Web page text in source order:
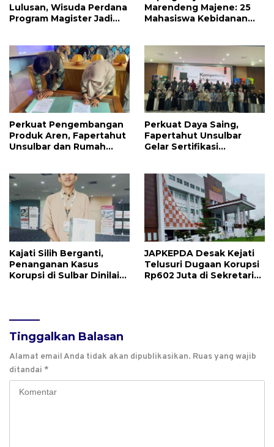
Lulusan, Wisuda Perdana
Program Magister Jadi
Marendeng Majene: 25
Mahasiswa Kebidanan
Perkuat Pengembangan
Produk Aren, Fapertahut
Unsulbar dan Rumah
Perkuat Daya Saing,
Fapertahut Unsulbar
Gelar Sertifikasi
Kajati Silih Berganti,
Penanganan Kasus
Korupsi di Sulbar Dinilai
JAPKEPDA Desak Kejati
Telusuri Dugaan Korupsi
Rp602 Juta di Sekretariat
Tinggalkan Balasan
Alamat email Anda tidak akan dipublikasikan. Ruas yang wajib
ditandai *